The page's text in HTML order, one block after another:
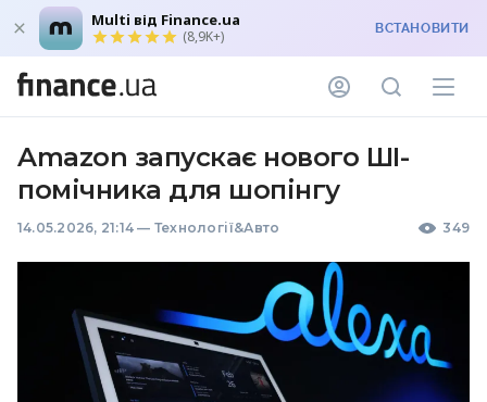
Multi від Finance.ua
(8,9K+) ВСТАНОВИТИ
Amazon запускає нового ШІ-
помічника для шопінгу
14.05.2026, 21:14 — Технології&Авто 349